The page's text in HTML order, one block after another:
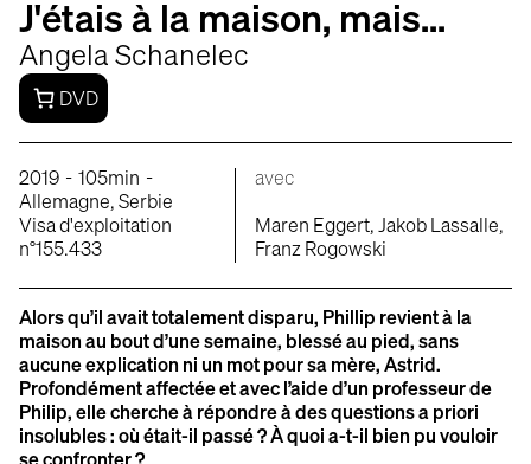
J'étais à la maison, mais...
Angela Schanelec
DVD
2019 - 105min -
Allemagne, Serbie
Visa d'exploitation
n°155.433
avec
Maren Eggert, Jakob Lassalle,
Franz Rogowski
Alors qu’il avait totalement disparu, Phillip revient à la
maison au bout d’une semaine, blessé au pied, sans
aucune explication ni un mot pour sa mère, Astrid.
Profondément affectée et avec l’aide d’un professeur de
Philip, elle cherche à répondre à des questions a priori
insolubles : où était-il passé ? À quoi a-t-il bien pu vouloir